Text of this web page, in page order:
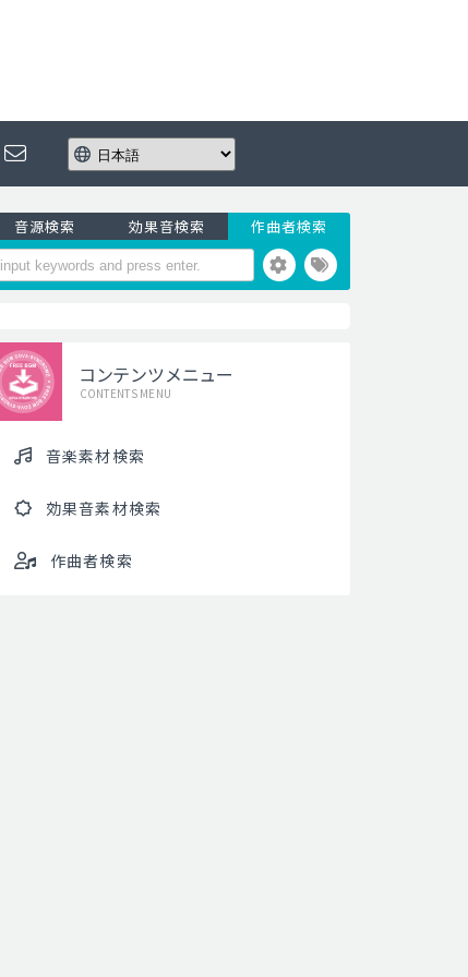
音源検索 効果音検索 作曲者検索
コンテンツメニュー
CONTENTS MENU
音楽素材検索
効果音素材検索
作曲者検索